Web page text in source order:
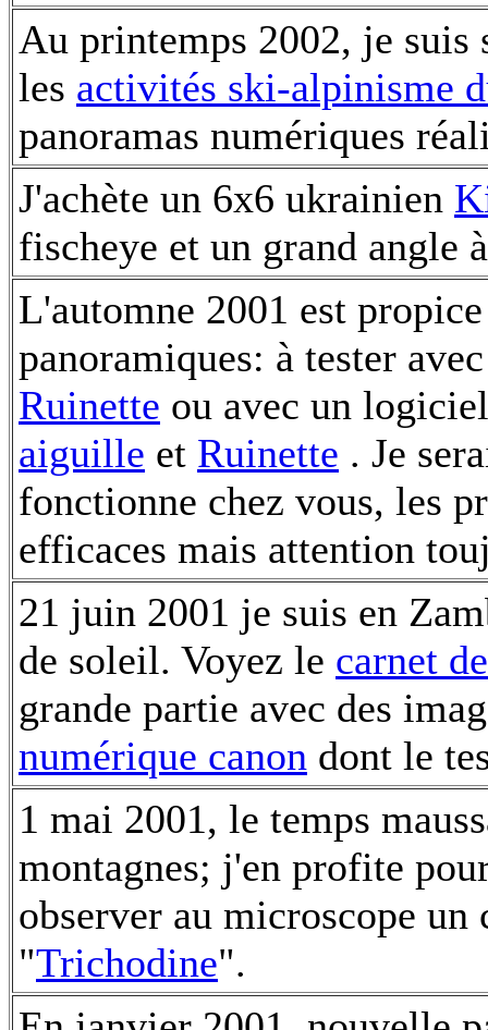
Au printemps 2002, je
les activités ski-alpinisme
panoramas numériques
J'achète un 6x6 ukrainien
fischeye et un grand angle
L'automne 2001 est
panoramiques: à tester
Ruinette ou avec un
aiguille et Ruinette . Je
fonctionne chez vous, les
efficaces mais attention
21 juin 2001 je suis en
de soleil. Voyez le carnet
grande partie avec des
numérique canon dont le
1 mai 2001, le temps
montagnes; j'en profite
observer au microscope
"Trichodine".